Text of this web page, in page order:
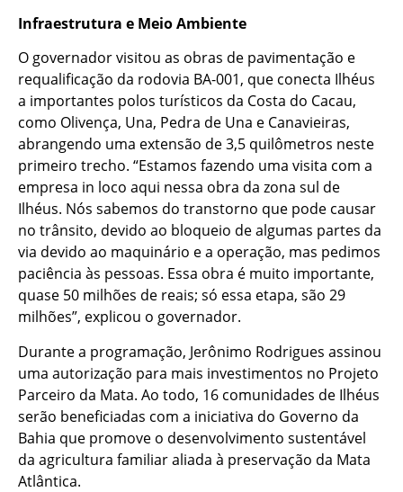
Infraestrutura e Meio Ambiente
O governador visitou as obras de pavimentação e
requalificação da rodovia BA-001, que conecta Ilhéus
a importantes polos turísticos da Costa do Cacau,
como Olivença, Una, Pedra de Una e Canavieiras,
abrangendo uma extensão de 3,5 quilômetros neste
primeiro trecho. “Estamos fazendo uma visita com a
empresa in loco aqui nessa obra da zona sul de
Ilhéus. Nós sabemos do transtorno que pode causar
no trânsito, devido ao bloqueio de algumas partes da
via devido ao maquinário e a operação, mas pedimos
paciência às pessoas. Essa obra é muito importante,
quase 50 milhões de reais; só essa etapa, são 29
milhões”, explicou o governador.
Durante a programação, Jerônimo Rodrigues assinou
uma autorização para mais investimentos no Projeto
Parceiro da Mata. Ao todo, 16 comunidades de Ilhéus
serão beneficiadas com a iniciativa do Governo da
Bahia que promove o desenvolvimento sustentável
da agricultura familiar aliada à preservação da Mata
Atlântica.